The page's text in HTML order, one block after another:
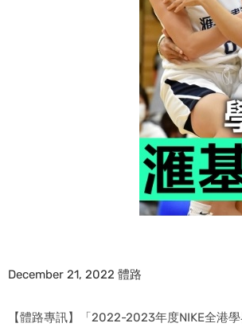
December 21, 2022 體路
【體路專訊】「2022-2023年度NIKE全港